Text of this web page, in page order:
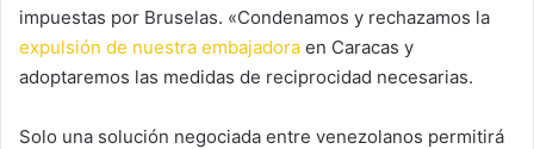
impuestas por Bruselas. «Condenamos y rechazamos la
expulsión de nuestra embajadora en Caracas y
adoptaremos las medidas de reciprocidad necesarias.
Solo una solución negociada entre venezolanos permitirá